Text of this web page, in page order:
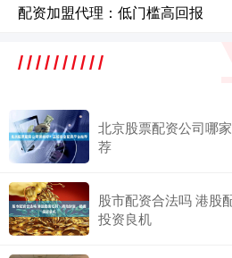
配资加盟代理：低门槛高回报
北京股票配资公司哪
荐
股市配资合法吗 港股
投资良机